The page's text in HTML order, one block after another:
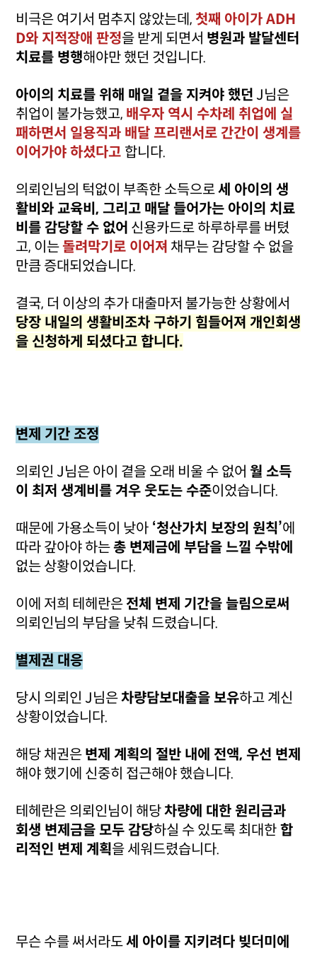
비극은 여기서 멈추지 않았는데, 첫째 아이가 ADH
D와 지적장애 판정을 받게 되면서 병원과 발달센터
치료를 병행해야만 했던 것입니다.
아이의 치료를 위해 매일 곁을 지켜야 했던 J님은
취업이 불가능했고, 배우자 역시 수차례 취업에 실
패하면서 일용직과 배달 프리랜서로 간간이 생계를
이어가야 하셨다고 합니다.
의뢰인님의 턱없이 부족한 소득으로세 아이의 생
활비와 교육비, 그리고 매달 들어가는 아이의 치료
비를 감당할 수 없어 신용카드로 하루하루를 버텼
고, 이는돌려막기로 이어져 채무는 감당할 수 없을
만큼 증대되었습니다.
결국, 더 이상의 추가 대출마저 불가능한 상황에서
당장 내일의 생활비조차 구하기 힘들어져 개인회생
을 신청하게 되셨다고 합니다.
변제 기간 조정
의뢰인 J님은 아이 곁을 오래 비울 수 없어 월 소득
이 최저 생계비를 겨우 웃도는 수준이었습니다.
때문에 가용소득이 낮아 ‘청산가치 보장의 원칙’에
따라 갚아야 하는총 변제금에 부담을 느낄 수밖에
없는 상황이었습니다.
이에 저희 테헤란은 전체 변제 기간을 늘림으로써
의뢰인님의 부담을 낮춰 드렸습니다.
별제권 대응
당시 의뢰인 J님은차량담보대출을 보유하고 계신
상황이었습니다.
해당 채권은 변제 계획의 절반 내에 전액, 우선 변제
해야 했기에 신중히 접근해야 했습니다.
테헤란은 의뢰인님이 해당차량에 대한 원리금과
회생 변제금을 모두 감당하실 수 있도록 최대한 합
리적인 변제 계획을 세워드렸습니다.
무슨 수를 써서라도세 아이를 지키려다 빚더미에